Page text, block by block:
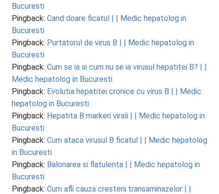
Bucuresti
Pingback: Cand doare ficatul | | Medic hepatolog in
Bucuresti
Pingback: Purtatorul de virus B | | Medic hepatolog in
Bucuresti
Pingback: Cum se ia si cum nu se ia virusul hepatitei B? | |
Medic hepatolog in Bucuresti
Pingback: Evolutia hepatitei cronice cu virus B | | Medic
hepatolog in Bucuresti
Pingback: Hepatita B markeri virali | | Medic hepatolog in
Bucuresti
Pingback: Cum ataca virusul B ficatul | | Medic hepatolog
in Bucuresti
Pingback: Balonarea si flatulenta | | Medic hepatolog in
Bucuresti
Pingback: Cum afli cauza cresterii transaminazelor | |